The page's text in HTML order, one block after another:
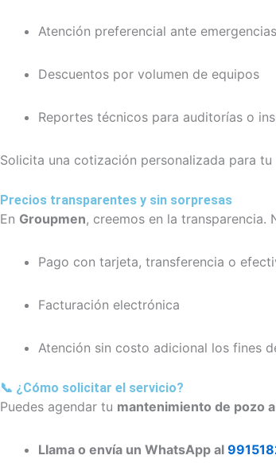
Atención preferencial ante emergencias
Descuentos por volumen de equipos
Reportes técnicos para auditorías o
Solicita una cotización personalizada para
Precios transparentes y sin sorpresas
En Groupmen, creemos en la
Pago con tarjeta, transferencia o
Facturación electrónica
Atención sin costo adicional los fines
📞 ¿Cómo solicitar el servicio?
Puedes agendar tu mantenimiento de pozo
Llama o envía un WhatsApp al